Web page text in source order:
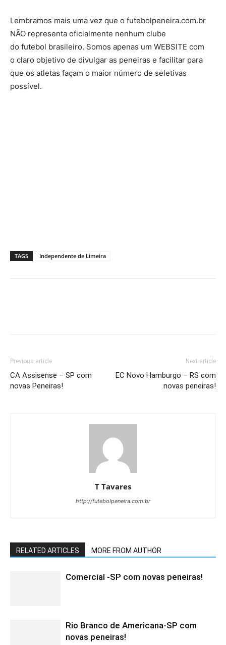
Lembramos mais uma vez que o futebolpeneira.com.br
NÃO representa oficialmente nenhum clube
do futebol brasileiro. Somos apenas um WEBSITE com
o claro objetivo de divulgar as peneiras e facilitar para
que os atletas façam o maior número de seletivas
possível.
TAGS Independente de Limeira
Previous article
CA Assisense – SP com
novas Peneiras!
Next article
EC Novo Hamburgo – RS com
novas peneiras!
T Tavares
http://futebolpeneira.com.br
RELATED ARTICLES MORE FROM AUTHOR
Comercial -SP com novas peneiras!
Rio Branco de Americana-SP com
novas peneiras!